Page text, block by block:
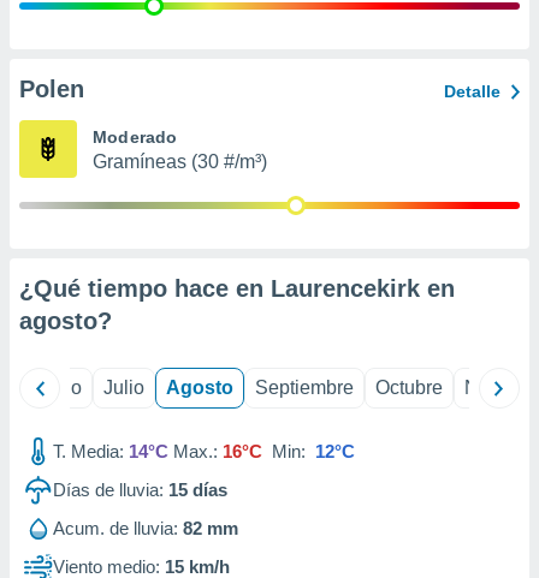
e
publicidad
Polen Detalle
Moderado
Gramíneas (30 #/m³)
¿Qué tiempo hace en Laurencekirk en
agosto?
Junio Julio Agosto Septiembre Octubre
T. Media: 14°C Max.: 16°C Min: 12°C
Días de lluvia: 15 días
Acum. de lluvia: 82 mm
Viento medio: 15 km/h